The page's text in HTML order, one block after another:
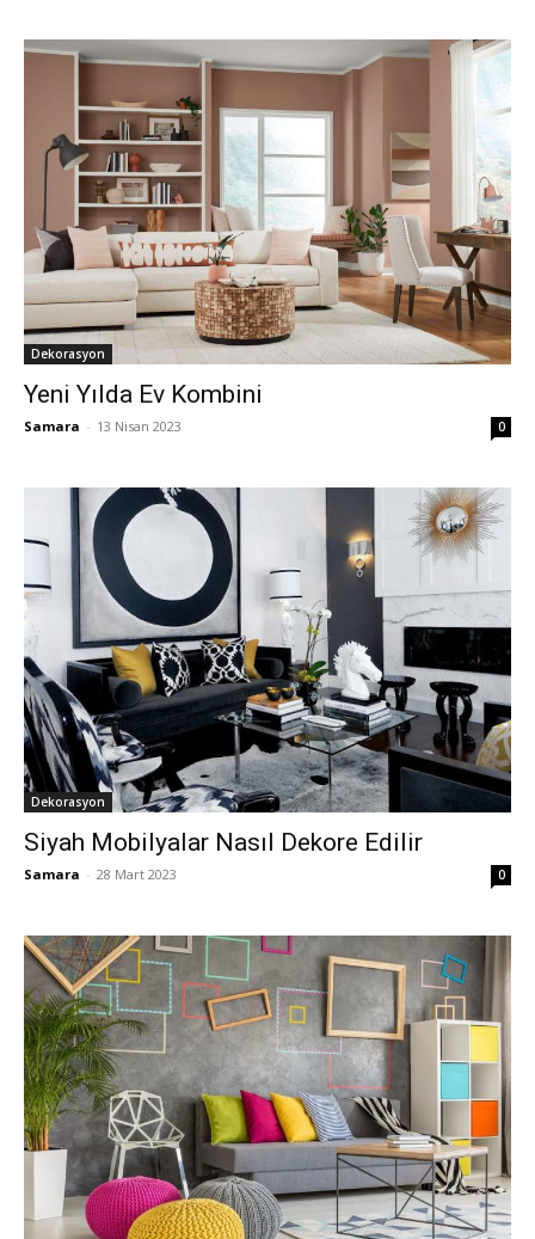
Dekorasyon
Yeni Yılda Ev Kombini
Samara - 13 Nisan 2023 0
Dekorasyon
Siyah Mobilyalar Nasıl Dekore Edilir
Samara - 28 Mart 2023 0